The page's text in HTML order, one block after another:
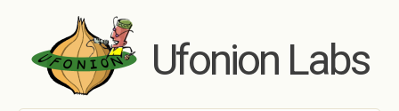
Skip to main content
Ufonion Labs